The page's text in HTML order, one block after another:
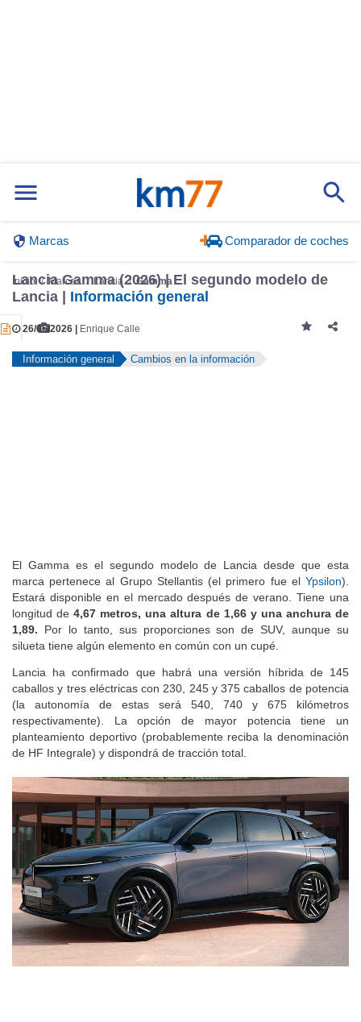
Marcas Comparador de coches
Inicio Marcas Lancia Gamma
Lancia Gamma (2026) | El segundo modelo de
Lancia | Información general
26/05/2026 | Enrique Calle
Información general Cambios en la información
El Gamma es el segundo modelo de Lancia desde que esta
marca pertenece al Grupo Stellantis (el primero fue el Ypsilon).
Estará disponible en el mercado después de verano. Tiene una
longitud de4,67 metros, una altura de 1,66 y una anchura de
1,89. Por lo tanto, sus proporciones son de SUV, aunque su
silueta tiene algún elemento en común con un cupé.
Lancia ha confirmado que habrá una versión híbrida de 145
caballos y tres eléctricas con 230, 245 y 375 caballos de potencia
(la autonomía de estas será 540, 740 y 675 kilómetros
respectivamente). La opción de mayor potencia tiene un
planteamiento deportivo (probablemente reciba la denominación
de HF Integrale) y dispondrá de tracción total.